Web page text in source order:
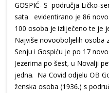
GOSPIĆ- S područja Ličko-
sata evidentirano je 86
100 osoba je izliječeno te je
Najviše novooboljelih osoba
Senju i Gospiću je po 17
Jezerima po šest, u Novalji
jedna. Na Covid odjelu OB
ženska osoba (1936.) s